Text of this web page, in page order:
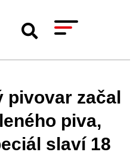
pivovar začal
piva,
slaví 18